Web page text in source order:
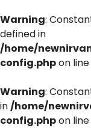
Warning:
defined in
/home/
config.phpon line
Warning:
in/home/
config.phpon line